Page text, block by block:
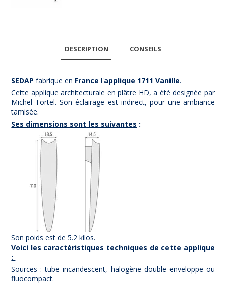
DESCRIPTION CONSEILS
SEDAP fabrique en France l'applique 1711 Vanille.
Cette applique architecturale en plâtre HD, a été designée par
Michel Tortel. Son éclairage est indirect, pour une ambiance
tamisée.
Ses dimensions sont les suivantes :
Son poids est de 5.2 kilos.
Voici les caractéristiques techniques de cette applique
:
Sources : tube incandescent, halogène double enveloppe ou
fluocompact.